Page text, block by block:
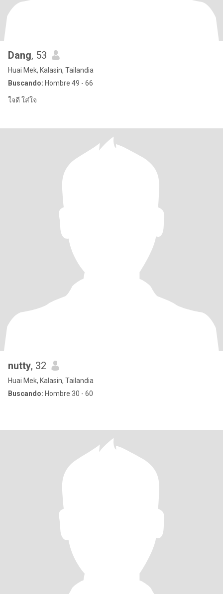
Dang, 53
Huai Mek, Kalasin, Tailandia
Buscando: Hombre 49 - 66
ใจดี ใส่ใจ
nutty, 32
Huai Mek, Kalasin, Tailandia
Buscando: Hombre 30 - 60